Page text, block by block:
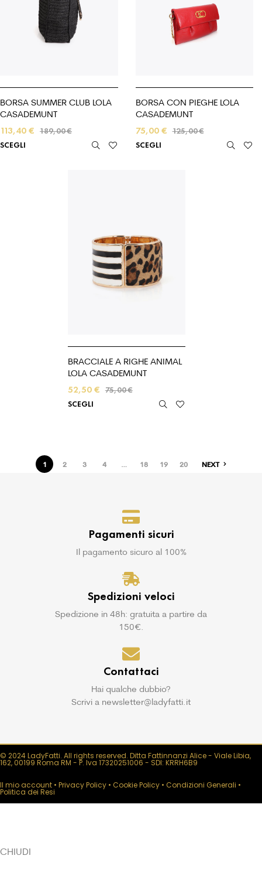
BORSA SUMMER CLUB LOLA
CASADEMUNT
189,00€
113,40 €
SCEGLI
BORSA CON PIEGHE LOLA
CASADEMUNT
125,00€
75,00 €
SCEGLI
BRACCIALE A RIGHE ANIMAL
LOLA CASADEMUNT
75,00€
52,50 €
SCEGLI
1 2 3 4 … 18 19 20 NEXT
Pagamenti sicuri
Il pagamento sicuro al 100%
Spedizioni veloci
Spedizione in 48h: gratuita a partire da
150€.
Contattaci
Hai qualche dubbio?
Scrivi a newsletter@ladyfatti.it
© 2024 LadyFatti. All rights reserved. Ditta Fattinnanzi Alice - Viale Libia,
162, 00199 Roma RM - P. Iva 17320251006 - SDI: KRRH6B9
Il mio account • Privacy Policy • Cookie Policy • Condizioni Generali •
Politica dei Resi
CHIUDI